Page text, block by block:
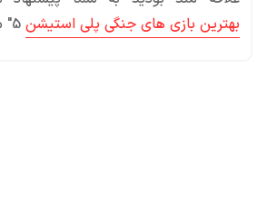
بهترین بازی های جنگی پلی استیشن